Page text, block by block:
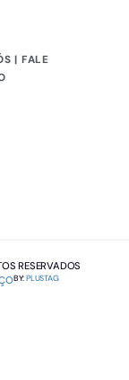
| FALE
RESERVADOS
BY:PLUSTAG